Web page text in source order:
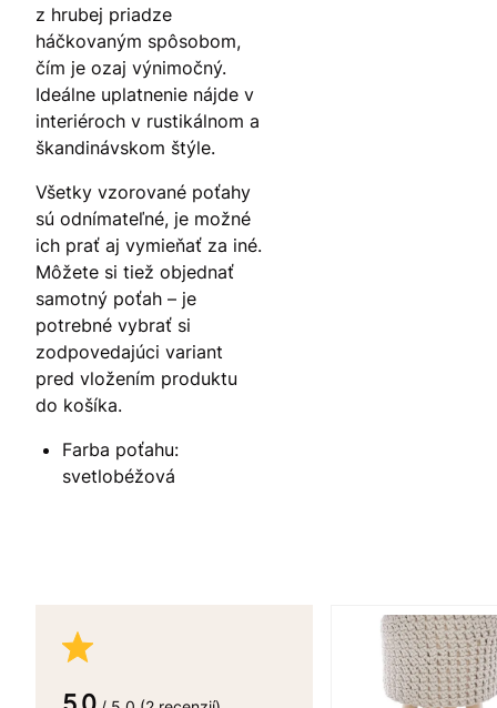
z hrubej priadze
háčkovaným spôsobom,
čím je ozaj výnimočný.
Ideálne uplatnenie nájde v
interiéroch v rustikálnom a
škandinávskom štýle.
Všetky vzorované poťahy
sú odnímateľné, je možné
ich prať aj vymieňať za iné.
Môžete si tiež objednať
samotný poťah – je
potrebné vybrať si
zodpovedajúci variant
pred vložením produktu
do košíka.
Farba poťahu:
svetlobéžová